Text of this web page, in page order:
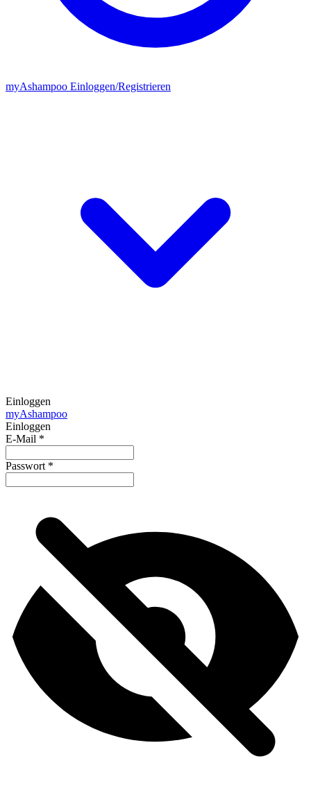
myAshampoo Einloggen/Registrieren
Einloggen
myAshampoo
Einloggen
E-Mail *
Passwort *